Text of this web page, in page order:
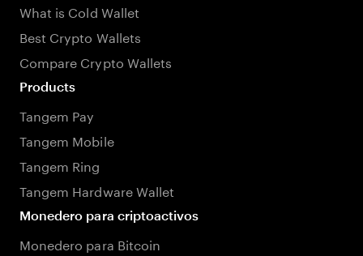
What is Cold Wallet
Best Crypto Wallets
Compare Crypto Wallets
Products
Tangem Pay
Tangem Mobile
Tangem Ring
Tangem Hardware Wallet
Monedero para criptoactivos
Monedero para Bitcoin